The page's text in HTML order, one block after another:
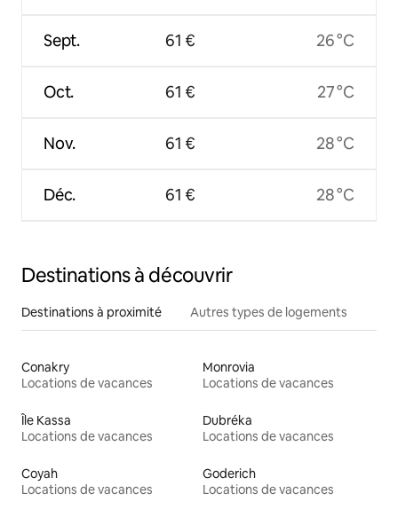
Sept.
Oct.
Nov.
Déc.
61 €
61 €
61 €
61 €
26 °C
27 °C
28 °C
28 °C
Destinations à découvrir
Destinations à proximité Autres types de logements
Conakry
Locations de vacances
Monrovia
Locations de vacances
Île Kassa
Locations de vacances
Dubréka
Locations de vacances
Coyah
Locations de vacances
Goderich
Locations de vacances